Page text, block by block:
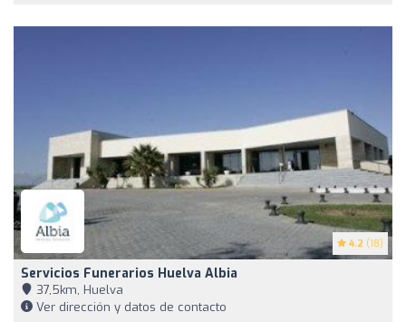
4.2 (18)
Servicios Funerarios Huelva Albia
37,5km, Huelva
Ver dirección y datos de contacto